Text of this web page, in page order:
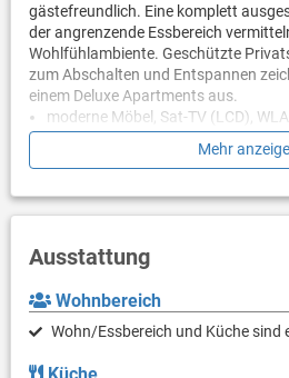
gästefreundlich. Eine komplett
der angrenzende Essbereich
Wohlfühlambiente. Geschützte
zum Abschalten und Entspannen
einem Deluxe Apartments aus.
moderne Möbel, Sat-TV (LCD),
Bügeleisen, Fußbodenheizung,
Klimaanlage in jedem Zimmer,
Frühstück oder Halbpension im
Mehr
Ausstattung
Wohnbereich
Wohn/Essbereich und Küche sind